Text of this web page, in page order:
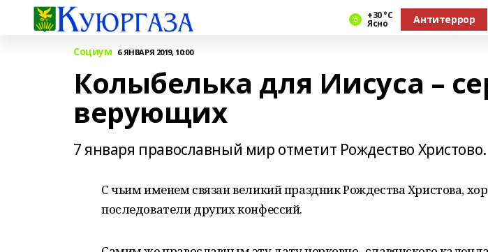
+30 °С
Ясно Антитеррор
Социум 6 ЯНВАРЯ 2019, 10:00
Колыбелька для Иисуса –
верующих
7 января православный мир отметит Рождество Христово.
С чьим именем связан великий праздник Рождества Христова,
последовате­ли других конфессий.